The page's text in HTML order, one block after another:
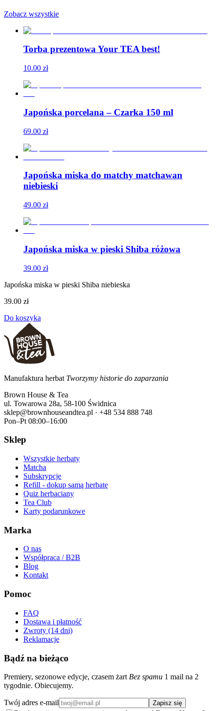
Zobacz wszystkie
Torba prezentowa Your TEA best!
10.00 zł
Japońska porcelana – Czarka 150 ml
69.00 zł
Japońska miska do matchy matchawan
niebieski
49.00 zł
Japońska miska w pieski Shiba różowa
39.00 zł
Japońska miska w pieski Shiba niebieska
39.00 zł
Do koszyka
Manufaktura herbat Tworzymy historie do zaparzania
Brown House & Tea
ul. Towarowa 28a, 58-100 Świdnica
sklep@brownhouseandtea.pl · +48 534 888 748
Pon–Pt 08:00–16:00
Sklep
Wszystkie herbaty
Matcha
Subskrypcje
Refill - dokup samą herbatę
Quiz herbaciany
Tea Club
Karty podarunkowe
Marka
O nas
Współpraca / B2B
Blog
Kontakt
Pomoc
FAQ
Dostawa i płatność
Zwroty (14 dni)
Reklamacje
Bądź na bieżąco
Premiery, sezonowe edycje, czasem żart Bez spamu 1 mail na 2
tygodnie. Obiecujemy.
Twój adres e-mail Zapisz się